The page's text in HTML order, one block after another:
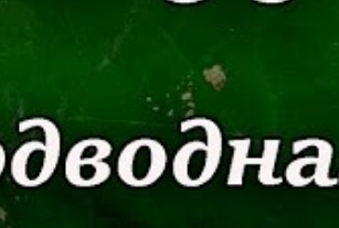
уже есть аккаунт